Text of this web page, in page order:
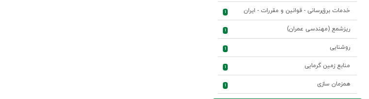
خدمات برق‌رسانی - قوانین و مقررات - ایران 1
ریزشمع (مهندسی عمران) 1
روشنایی 1
منابع زمین گرمایی 1
همزمان سازی 1